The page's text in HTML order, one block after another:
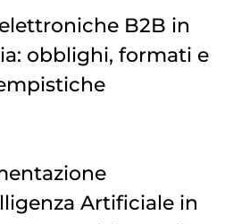
B2B in
obblighi, formati e
Artificiale in